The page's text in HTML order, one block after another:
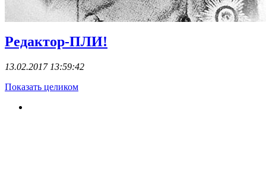
Редактор-ПЛИ!
13.02.2017 13:59:42
Показать целиком